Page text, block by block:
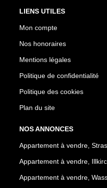
LIENS UTILES
Mon compte
Nos honoraires
Mentions légales
Politique de confidentialité
Politique des cookies
Plan du site
NOS ANNONCES
Appartement à vendre,
Appartement à vendre,
Appartement à vendre,